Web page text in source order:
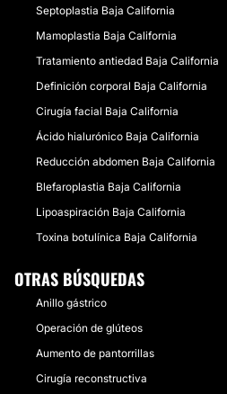
Septoplastia Baja California
Mamoplastia Baja California
Tratamiento antiedad Baja California
Definición corporal Baja California
Cirugía facial Baja California
Ácido hialurónico Baja California
Reducción abdomen Baja California
Blefaroplastia Baja California
Lipoaspiración Baja California
Toxina botulínica Baja California
OTRAS BÚSQUEDAS
Anillo gástrico
Operación de glúteos
Aumento de pantorrillas
Cirugía reconstructiva